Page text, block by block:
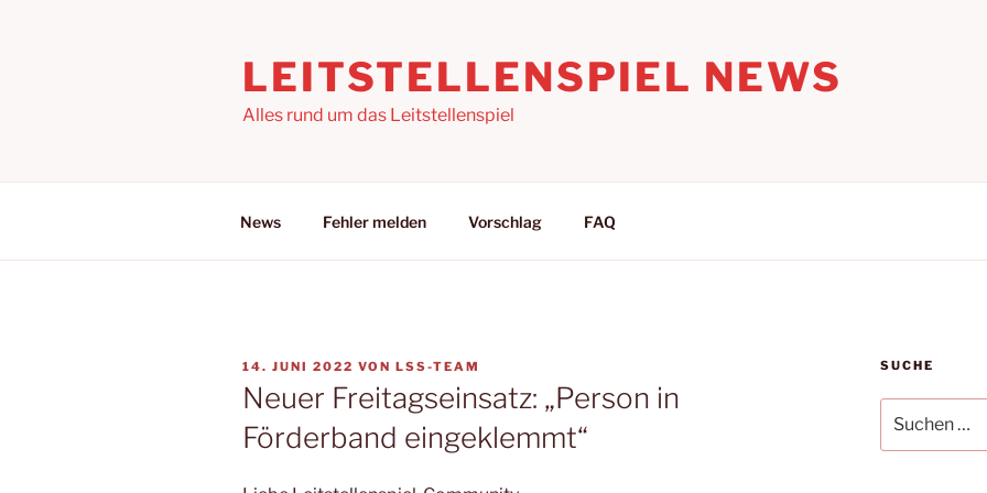
LEITSTELLENSPIEL NEWS
Alles rund um das Leitstellenspiel
News Fehler melden Vorschlag FAQ
VERÖFFENTLICHT
AM
14. JUNI 2022 VON LSS-TEAM
Neuer Freitagseinsatz: „Person in
Förderband eingeklemmt“
SUCHE
nach: